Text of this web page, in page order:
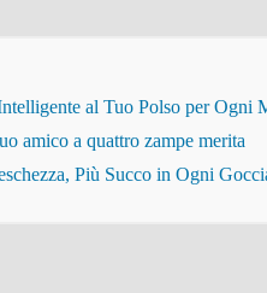
al Tuo Polso per Ogni
amico a quattro zampe merita
Più Succo in Ogni